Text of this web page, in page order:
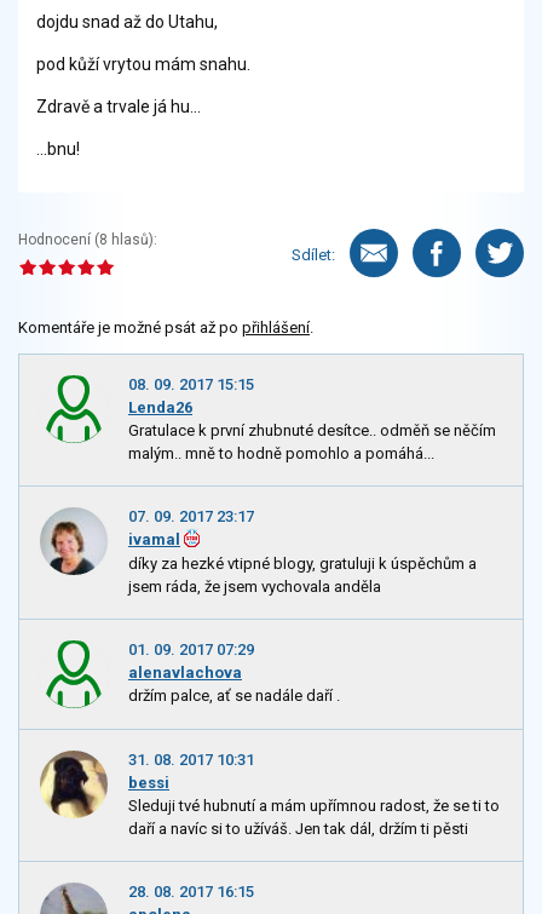
dojdu snad až do Utahu,
pod kůží vrytou mám snahu.
Zdravě a trvale já hu...
...bnu!
Hodnocení (8 hlasů):
Sdílet:
Komentáře je možné psát až po přihlášení.
08. 09. 2017 15:15
Lenda26
Gratulace k první zhubnuté desítce.. odměň se něčím
malým.. mně to hodně pomohlo a pomáhá...
07. 09. 2017 23:17
ivamal
díky za hezké vtipné blogy, gratuluji k úspěchům a
jsem ráda, že jsem vychovala anděla
01. 09. 2017 07:29
alenavlachova
držím palce, ať se nadále daří .
31. 08. 2017 10:31
bessi
Sleduji tvé hubnutí a mám upřímnou radost, že se ti to
daří a navíc si to užíváš. Jen tak dál, držím ti pěsti
28. 08. 2017 16:15